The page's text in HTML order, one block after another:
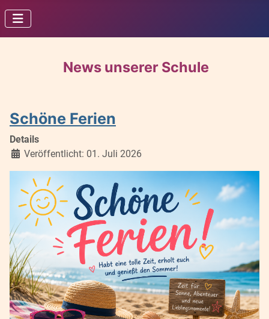
News unserer Schule
Schöne Ferien
Details
Veröffentlicht: 01. Juli 2026